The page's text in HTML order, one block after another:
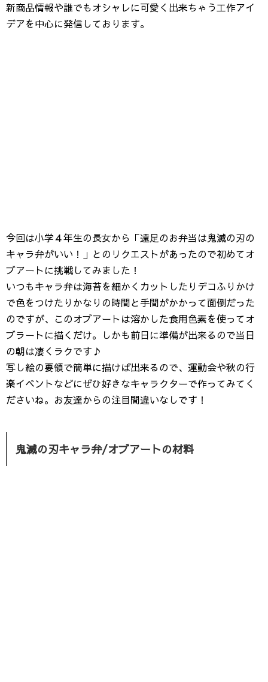
新商品情報や誰でもオシャレに可愛く出来ちゃう工作アイ
デアを中心に発信しております。
今回は小学４年生の長女から「遠足のお弁当は鬼滅の刃の
キャラ弁がいい！」とのリクエストがあったので初めてオ
ブアートに挑戦してみました！
いつもキャラ弁は海苔を細かくカットしたりデコふりかけ
で色をつけたりかなりの時間と手間がかかって面倒だった
のですが、このオブアートは溶かした食用色素を使ってオ
ブラートに描くだけ。しかも前日に準備が出来るので当日
の朝は凄くラクです♪
写し絵の要領で簡単に描けば出来るので、運動会や秋の行
楽イベントなどにぜひ好きなキャラクターで作ってみてく
ださいね。お友達からの注目間違いなしです！
鬼滅の刃キャラ弁/オブアートの材料